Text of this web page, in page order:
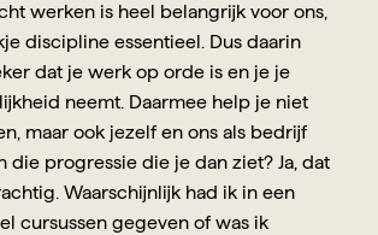
werken is heel belangrijk voor ons,
discipline essentieel. Dus daarin
dat je werk op orde is en je je
neemt. Daarmee help je niet
maar ook jezelf en ons als bedrijf
die progressie die je dan ziet? Ja, dat
Waarschijnlijk had ik in een
cursussen gegeven of was ik